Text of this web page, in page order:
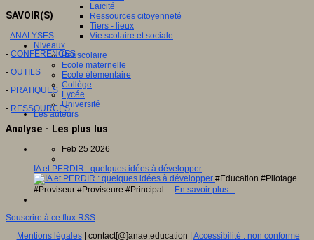
Laïcité
Ressources citoyenneté
Tiers - lieux
Vie scolaire et sociale
Niveaux
Périscolaire
Ecole maternelle
Ecole élémentaire
Collège
Lycée
Université
Les auteurs
SAVOIR(S)
-ANALYSES
- CONFERENCES
- OUTILS
- PRATIQUES
- RESSOURCES
Analyse - Les plus lus
Feb 25 2026
IA et PERDIR : quelques idées à développer
#Education #Pilotage
#Proviseur #Proviseure #Principal… En savoir plus...
Souscrire à ce flux RSS
Mentions légales| contact[@]anae.education | Accessibilité : non conforme